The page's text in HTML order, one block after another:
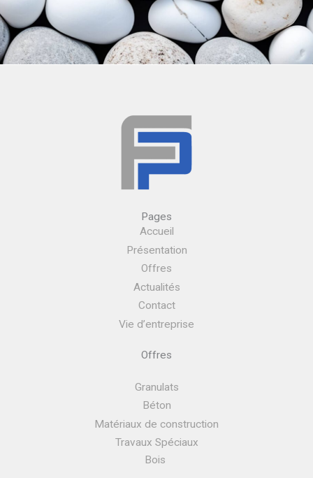
Pages
Accueil
Présentation
Offres
Actualités
Contact
Vie d’entreprise
Offres
Granulats
Béton
Matériaux de construction
Travaux Spéciaux
Bois